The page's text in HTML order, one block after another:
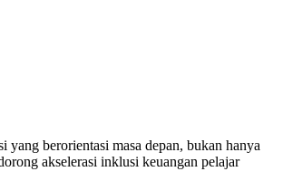
berorientasi masa depan, bukan hanya
akselerasi inklusi keuangan pelajar